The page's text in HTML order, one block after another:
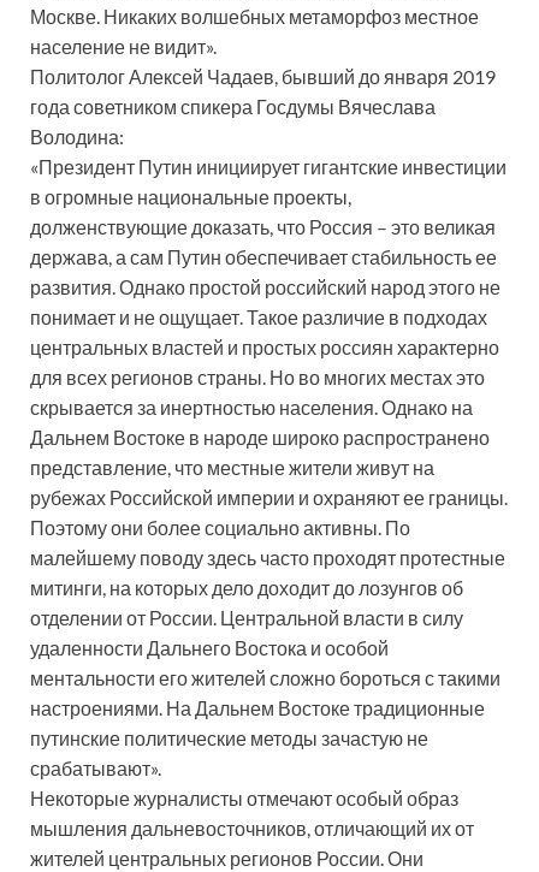
Москве. Никаких волшебных метаморфоз местное
население не видит».
Политолог Алексей Чадаев, бывший до января 2019
года советником спикера Госдумы Вячеслава
Володина:
«Президент Путин инициирует гигантские инвестиции
в огромные национальные проекты,
долженствующие доказать, что Россия – это великая
держава, а сам Путин обеспечивает стабильность ее
развития. Однако простой российский народ этого не
понимает и не ощущает. Такое различие в подходах
центральных властей и простых россиян характерно
для всех регионов страны. Но во многих местах это
скрывается за инертностью населения. Однако на
Дальнем Востоке в народе широко распространено
представление, что местные жители живут на
рубежах Российской империи и охраняют ее границы.
Поэтому они более социально активны. По
малейшему поводу здесь часто проходят протестные
митинги, на которых дело доходит до лозунгов об
отделении от России. Центральной власти в силу
удаленности Дальнего Востока и особой
ментальности его жителей сложно бороться с такими
настроениями. На Дальнем Востоке традиционные
путинские политические методы зачастую не
срабатывают».
Некоторые журналисты отмечают особый образ
мышления дальневосточников, отличающий их от
жителей центральных регионов России. Они